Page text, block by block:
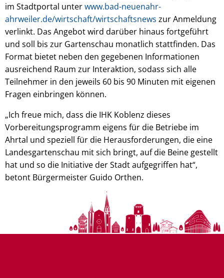
im Stadtportal unterwww.bad-neuenahr-
ahrweiler.de/wirtschaft/wirtschaftsnews zur Anmeldung
verlinkt. Das Angebot wird darüber hinaus fortgeführt
und soll bis zur Gartenschau monatlich stattfinden. Das
Format bietet neben den gegebenen Informationen
ausreichend Raum zur Interaktion, sodass sich alle
Teilnehmer in den jeweils 60 bis 90 Minuten mit eigenen
Fragen einbringen können.
„Ich freue mich, dass die IHK Koblenz dieses
Vorbereitungsprogramm eigens für die Betriebe im
Ahrtal und speziell für die Herausforderungen, die eine
Landesgartenschau mit sich bringt, auf die Beine gestellt
hat und so die Initiative der Stadt aufgegriffen hat“,
betont Bürgermeister Guido Orthen.